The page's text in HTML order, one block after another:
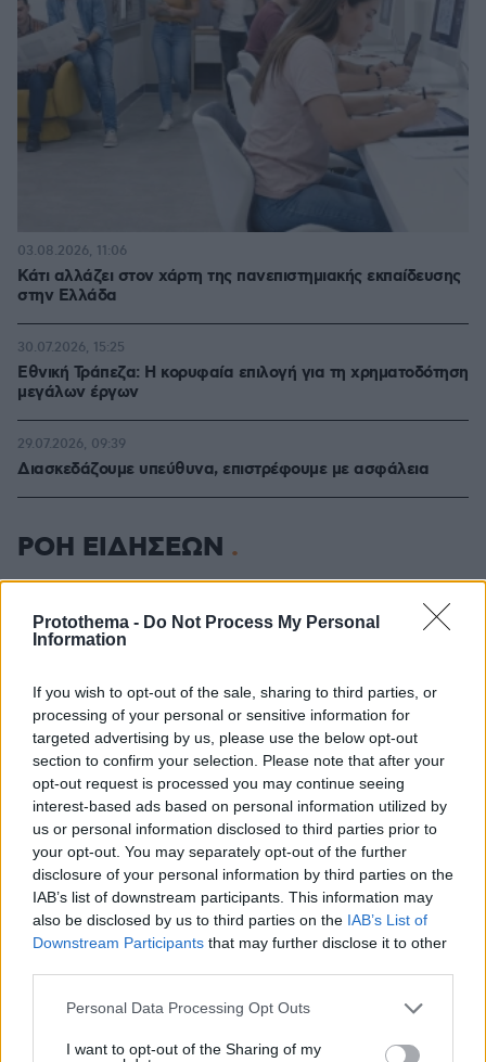
Protothema - Do Not Process My Personal
Information
If you wish to opt-out of the sale, sharing to third parties, or
processing of your personal or sensitive information for
targeted advertising by us, please use the below opt-out
section to confirm your selection. Please note that after your
opt-out request is processed you may continue seeing
interest-based ads based on personal information utilized by
us or personal information disclosed to third parties prior to
your opt-out. You may separately opt-out of the further
disclosure of your personal information by third parties on the
IAB’s list of downstream participants. This information may
also be disclosed by us to third parties on the IAB’s List of
Downstream Participants that may further disclose it to other
Please note that this website/app uses one or more Google
not limited to your visit or usage behaviour. You may click to
Personal Data Processing Opt Outs
I want to opt-out of the Sharing of my
Κάτι αλλάζει στον χάρτη της πανεπιστημιακής εκπαίδευσης
στην Ελλάδα
03.08.2026, 11:06
Εθνική Τράπεζα: Η κορυφαία επιλογή για τη χρηματοδότηση
μεγάλων έργων
30.07.2026, 15:25
Διασκεδάζουμε υπεύθυνα, επιστρέφουμε με ασφάλεια
29.07.2026, 09:39
ΡΟΗ ΕΙΔΗΣΕΩΝ
Ειδήσεις Δημοφιλή Σχολιασμένα
πυροβολισμό
πριν 3 λεπτά
Οπαδός του ΟΦΗ έβγαλε εισιτήριο διαρκείας στον 2
μηνών γιο του: «Είναι οικογένεια, είναι παράδοση»,
έγραψε η ΠΑΕ, δείτε βίντεο
πριν 7 λεπτά
Διακοπές στη Δυτική Πελοπόννησο: Ιστορία, θάλασσα
και καταρράκτες
πριν 8 λεπτά
Φωτιά σε χαμηλή βλάστηση στην Ευκαρπία Κιλκίς,
σηκώθηκαν τρία αεροσκάφη
πριν 8 λεπτά
Δεν είναι τα αμύγδαλα
πριν 21 λεπτά
πριν 23 λεπτά